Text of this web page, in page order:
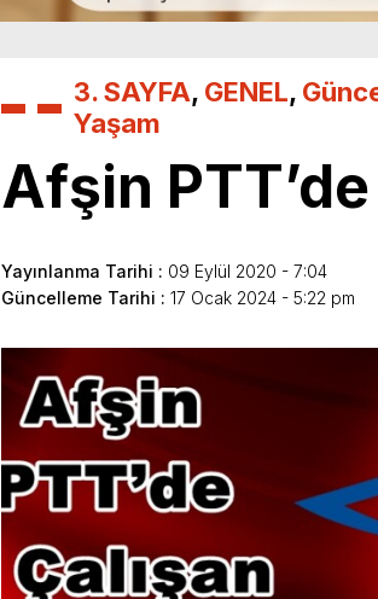
3. SAYFA, GENEL,
Yaşam
Afşin
Yayınlanma Tarihi : 09 Eylül 2020 - 7:04
Güncelleme Tarihi : 17 Ocak 2024 - 5:22 pm